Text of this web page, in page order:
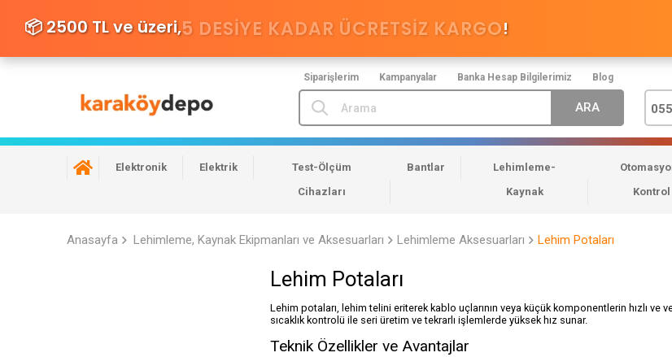
Siparişlerim Kampanyalar Banka Hesap Bilgilerimiz Blog
📦 2500 TL ve üzeri,5 DESIYE KADAR ÜCRETSİZ KARGO!
Elektronik Elektrik
Test-Ölçüm
Cihazları
Bantlar
Lehimleme-
Kaynak
Kontrol
Anasayfa Lehimleme, Kaynak Ekipmanları ve Aksesuarları Lehimleme Aksesuarları Lehim Potaları
Lehim Potaları
Lehim potaları, lehim telini eriterek kablo uçlarının veya küçük komponentlerin hızlı ve
sıcaklık kontrolü ile seri üretim ve tekrarlı işlemlerde yüksek hız sunar.
Teknik Özellikler ve Avantajlar